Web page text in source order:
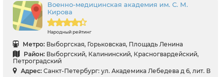
Военно-медицинская академия им. С. М.
Кирова
Народный рейтинг
Метро: Выборгская, Горьковская, Площадь Ленина
Район: Выборгский, Калининский, Красногвардейский,
Петроградский
Адрес: Санкт-Петербург: ул. Академика Лебедева д 6, лит. В